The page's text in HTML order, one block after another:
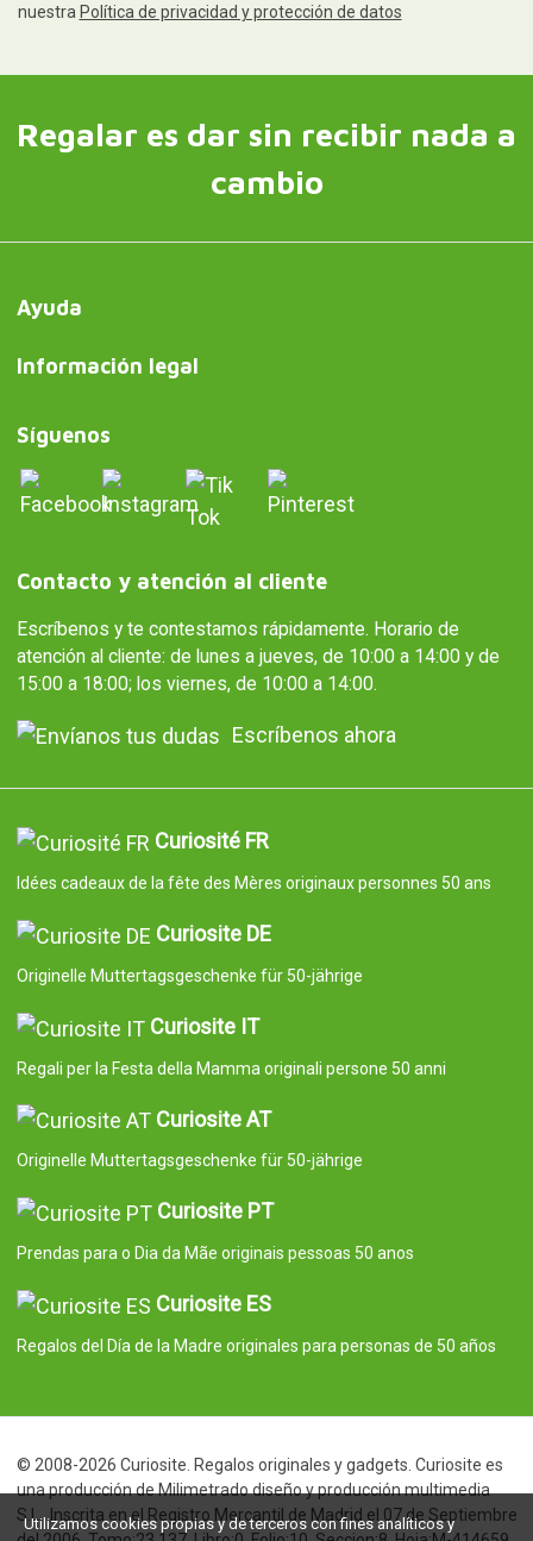
nuestra Política de privacidad y protección de datos
Regalar es dar sin recibir nada a
cambio
Ayuda
Información legal
Síguenos
Contacto y atención al cliente
Escríbenos y te contestamos rápidamente. Horario de
atención al cliente: de lunes a jueves, de 10:00 a 14:00 y de
15:00 a 18:00; los viernes, de 10:00 a 14:00.
Escríbenos ahora
Curiosité FR
Idées cadeaux de la fête des Mères originaux personnes 50 ans
Curiosite DE
Originelle Muttertagsgeschenke für 50-jährige
Curiosite IT
Regali per la Festa della Mamma originali persone 50 anni
Curiosite AT
Originelle Muttertagsgeschenke für 50-jährige
Curiosite PT
Prendas para o Dia da Mãe originais pessoas 50 anos
Curiosite ES
Regalos del Día de la Madre originales para personas de 50 años
© 2008-2026 Curiosite. Regalos originales y gadgets. Curiosite es
una producción de Milimetrado diseño y producción multimedia
S.L.. Inscrita en el Registro Mercantil de Madrid el 07 de Septiembre
Utilizamos cookies propias y de terceros con fines analíticos y